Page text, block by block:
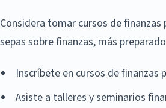
Considera tomar cursos de
sepas sobre finanzas, más
Inscríbete en cursos de finanzas
Asiste a talleres y seminarios